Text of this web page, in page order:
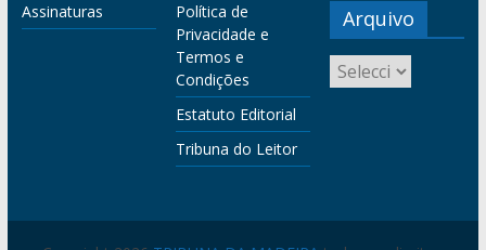
Assinaturas
Política de
Privacidade e
Termos e
Condições
Estatuto Editorial
Tribuna do Leitor
Arquivo